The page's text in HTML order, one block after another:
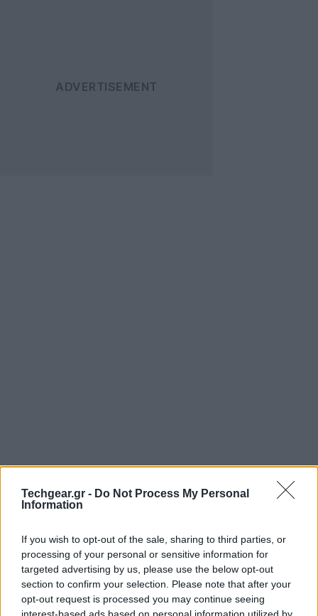
Techgear.gr - Do Not Process My Personal
Information
If you wish to opt-out of the sale, sharing to third parties, or
processing of your personal or sensitive information for
targeted advertising by us, please use the below opt-out
section to confirm your selection. Please note that after your
opt-out request is processed you may continue seeing
πρώτο γυναικείο προφυλακτικό που προφυλάσσει όχι
μόνο από ανεπιθύμητες εγκυμοσύνες αλλά και από
σεξουαλικώς μεταδιδόμενα νοσήματα.